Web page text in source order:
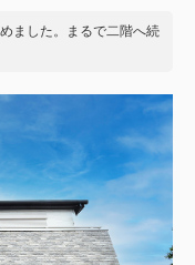
ました。まるで二階へ続